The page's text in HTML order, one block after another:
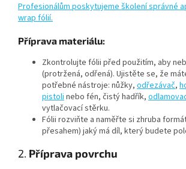
Profesionálům poskytujeme školení správné
wrap fólií.
Příprava materiálu:
Zkontrolujte fólii před použitím, aby
(protržená, odřená). Ujistěte se, že
potřebné nástroje: nůžky, odřezávač,
pistolinebo fén, čistý hadřík,
vytlačovací stěrku.
Fólii rozviňte a naměřte si zhruba
přesahem) jaký má díl, který budete
2. Příprava povrchu